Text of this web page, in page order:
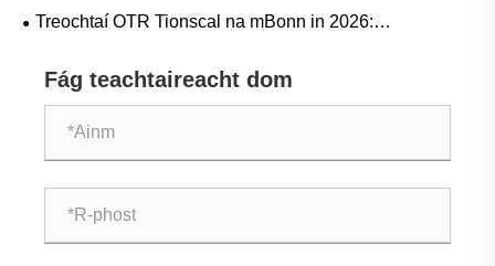
Oibríochtaí Trom-Dualgas?
Treochtaí OTR Tionscal na mBonn in 2026:
Seirbhíse
Fág teachtaireacht dom